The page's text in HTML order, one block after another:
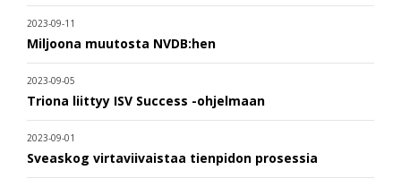
2023-09-11
Miljoona muutosta NVDB:hen
2023-09-05
Triona liittyy ISV Success -ohjelmaan
2023-09-01
Sveaskog virtaviivaistaa tienpidon prosessia